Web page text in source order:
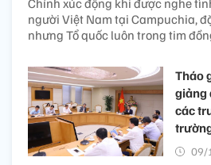
người Việt Nam tại Campuchia,
nhưng Tổ quốc luôn trong tim
Tháo
giảng
các
09/